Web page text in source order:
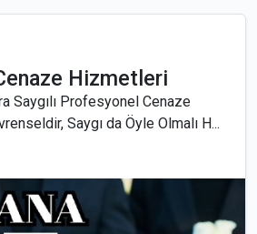
Hizmetleri
Saygılı Profesyonel Cenaze
Saygı da Öyle Olmalı H...